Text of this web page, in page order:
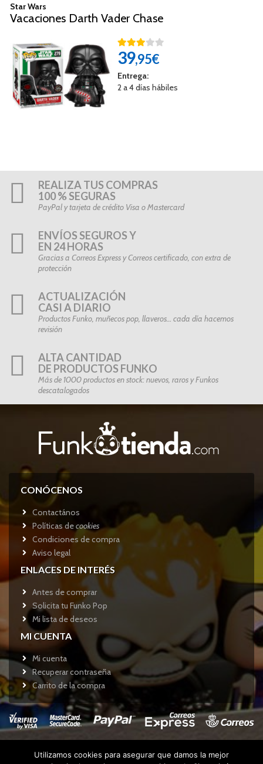
Star Wars
Vacaciones Darth Vader Chase
39,95€
Entrega:
2 a 4 días hábiles
REALIZA TUS COMPRAS
100 % SEGURAS
PayPal y tarjeta de crédito Visa o Mastercard
ENVÍOS SEGUROS Y
EN 24 HORAS
Gracias a Correos Express y Correos certificado, con extra de
protección
ACTUALIZACIÓN
CASI A DIARIO
Productos Funko, muñecos pop, llaveros… cada día hacemos
revisión
ALTA CANTIDAD
DE PRODUCTOS FUNKO
Más de 1000 productos en stock: nuevos, raros y Funkos
descatalogados
CONÓCENOS
Contactános
Políticas decookies
Condiciones de compra
Aviso legal
ENLACES DE INTERÉS
Antes de comprar
Solicita tu Funko Pop
Mi lista de deseos
MI CUENTA
Mi cuenta
Recuperar contraseña
Carrito de la compra
Copyright © 2017Funkotienda.com - Todos los derechos
Utilizamos cookies para asegurar que damos la mejor